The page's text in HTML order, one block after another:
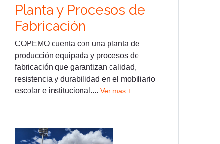
Planta y Procesos de
Fabricación
COPEMO cuenta con una planta de
producción equipada y procesos de
fabricación que garantizan calidad,
resistencia y durabilidad en el mobiliario
escolar e institucional.... Ver mas +